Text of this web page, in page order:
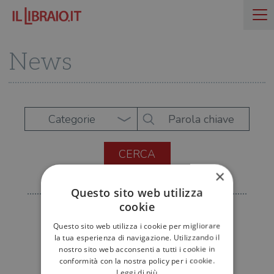
News
Categorie
×
Questo sito web utilizza
cookie
Questo sito web utilizza i cookie per migliorare
la tua esperienza di navigazione. Utilizzando il
nostro sito web acconsenti a tutti i cookie in
conformità con la nostra policy per i cookie.